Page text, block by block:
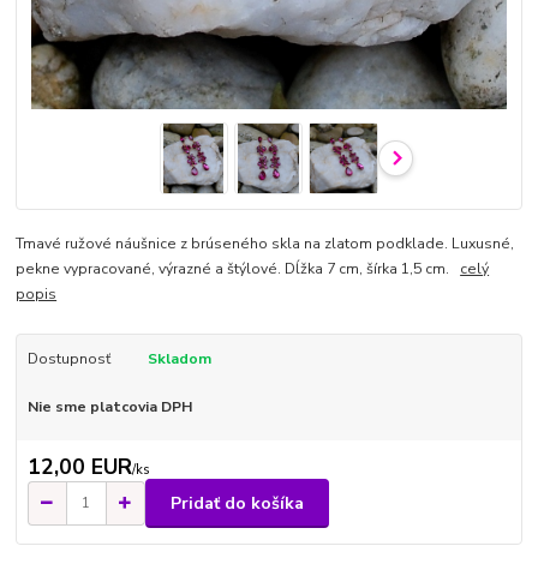
Tmavé ružové náušnice z brúseného skla na zlatom podklade. Luxusné,
pekne vypracované, výrazné a štýlové. Dĺžka 7 cm, šírka 1,5 cm. celý
popis
Dostupnosť Skladom
Nie sme platcovia DPH
12,00 EUR/ks
Pridať do košíka